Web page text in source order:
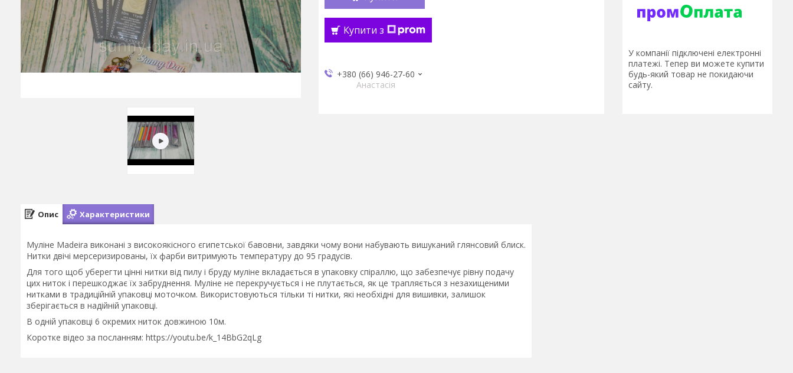
Купити з
+380 (66) 946-27-60
Анастасія
У компанії підключені електронні
платежі. Тепер ви можете купити
будь-який товар не покидаючи
сайту.
Опис Характеристики
Муліне Madeira виконані з високоякісного єгипетської бавовни, завдяки чому вони набувають вишуканий глянсовий блиск.
Нитки двічі мерсеризированы, їх фарби витримують температуру до 95 градусів.
Для того щоб уберегти цінні нитки від пилу і бруду муліне вкладається в упаковку спіраллю, що забезпечує рівну подачу
цих ниток і перешкоджає їх забруднення. Муліне не перекручується і не плутається, як це трапляється з незахищеними
нитками в традиційній упаковці моточком. Використовуються тільки ті нитки, які необхідні для вишивки, залишок
зберігається в надійній упаковці.
В одній упаковці 6 окремих ниток довжиною 10м.
Коротке відео за посланням: https://youtu.be/k_14BbG2qLg